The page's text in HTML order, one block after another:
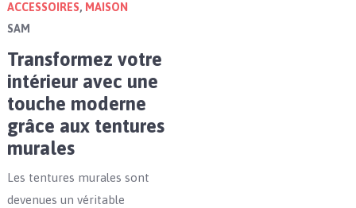
ACCESSOIRES, MAISON
SAM
Transformez votre
intérieur avec une
touche moderne
grâce aux tentures
murales
Les tentures murales sont
devenues un véritable